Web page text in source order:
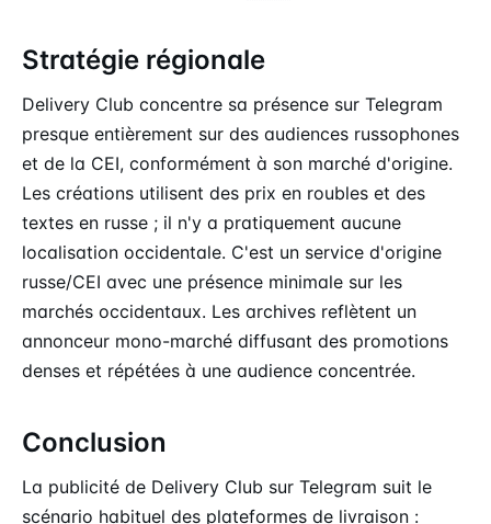
Stratégie régionale
Delivery Club concentre sa présence sur Telegram
presque entièrement sur des audiences russophones
et de la CEI, conformément à son marché d'origine.
Les créations utilisent des prix en roubles et des
textes en russe ; il n'y a pratiquement aucune
localisation occidentale. C'est un service d'origine
russe/CEI avec une présence minimale sur les
marchés occidentaux. Les archives reflètent un
annonceur mono-marché diffusant des promotions
denses et répétées à une audience concentrée.
Conclusion
La publicité de Delivery Club sur Telegram suit le
scénario habituel des plateformes de livraison :